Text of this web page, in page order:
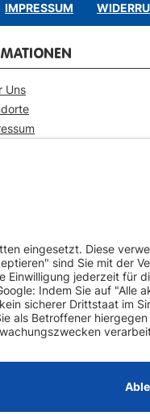
IMPRESSUM
Uns
mit
Fahrzeug-
Versand (auf
als 20 Jahre Erfahrung